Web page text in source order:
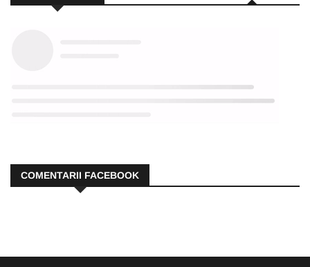
COMENTARII FACEBOOK